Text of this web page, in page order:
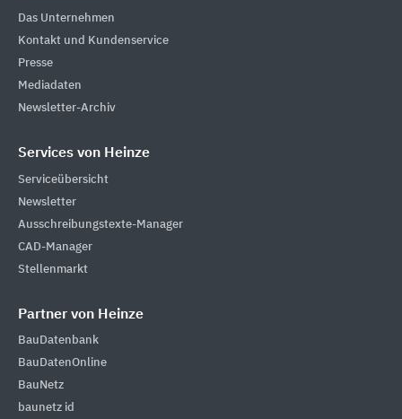
Das Unternehmen
Kontakt und Kundenservice
Presse
Mediadaten
Newsletter-Archiv
Services von Heinze
Serviceübersicht
Newsletter
Ausschreibungstexte-Manager
CAD-Manager
Stellenmarkt
Partner von Heinze
BauDatenbank
BauDatenOnline
BauNetz
baunetz id